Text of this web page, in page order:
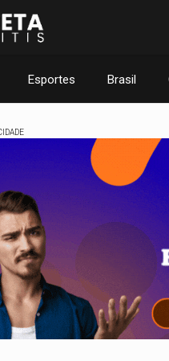
Esportes Brasil